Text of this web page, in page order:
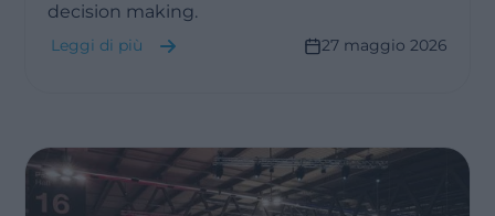
decision making.
Leggi di più 27 maggio 2026